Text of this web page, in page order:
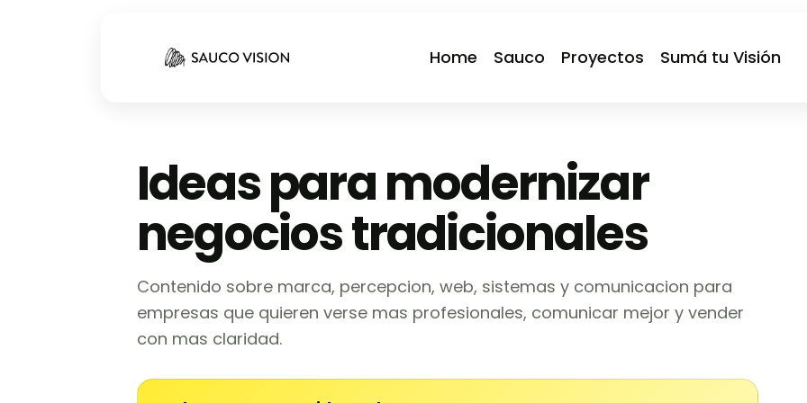
Home Sauco Proyectos Sumá tu Visión
Ideas para modernizar
negocios tradicionales
Contenido sobre marca, percepcion, web, sistemas y comunicacion para
empresas que quieren verse mas profesionales, comunicar mejor y vender
con mas claridad.